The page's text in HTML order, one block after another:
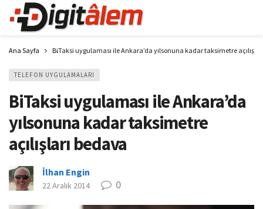
Ana Sayfa BiTaksi uygulaması ile Ankara’da yılsonuna kadar taksimetre
TELEFON UYGULAMALARI
BiTaksi uygulaması ile Ankara’da
yılsonuna kadar taksimetre
açılışları bedava
İlhan Engin
22 Aralık 2014 0